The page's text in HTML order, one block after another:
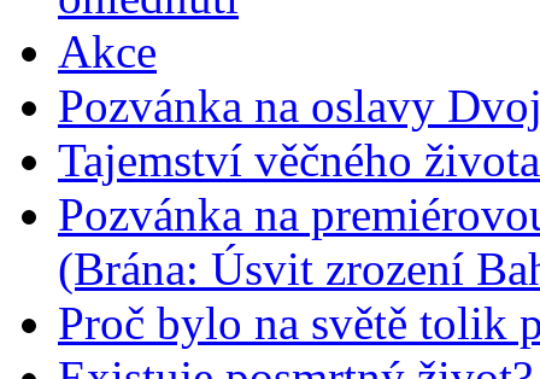
Akce
Pozvánka na oslavy
Tajemství věčného života
Pozvánka na
(Brána: Úsvit zrození
Proč bylo na světě tolik